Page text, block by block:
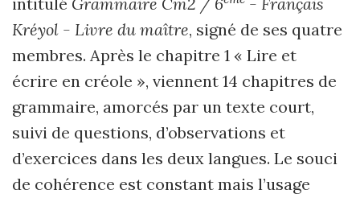
Kréyol - Livre du maître, signé de ses quatre
membres. Après le chapitre 1 « Lire et
écrire en créole », viennent 14 chapitres de
grammaire, amorcés par un texte court,
suivi de questions, d’observations et
d’exercices dans les deux langues. Le souci
de cohérence est constant mais l’usage